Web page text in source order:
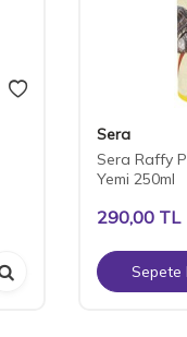
Sera
Sera Raffy
Yemi 250ml
290,00TL
Sepete